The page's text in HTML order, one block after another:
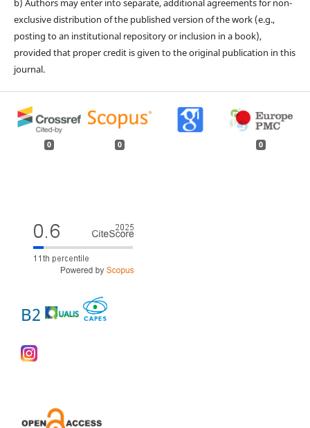
b) Authors may enter into separate, additional agreements for non-
exclusive distribution of the published version of the work (e.g.,
posting to an institutional repository or inclusion in a book),
provided that proper credit is given to the original publication in this
journal.
0 0 0
B2